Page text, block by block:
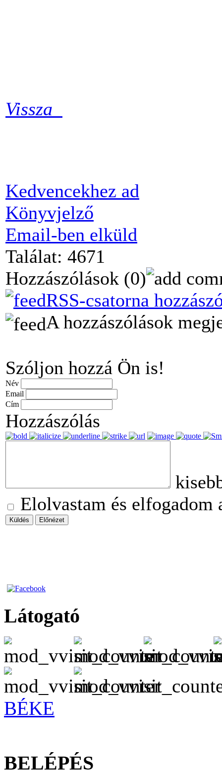
Vissza
Kedvencekhez ad
Könyvjelző
Email-ben elküld
Találat: 4671
Hozzászólások (0)
RSS-csatorna
A hozzászólások
Szóljon hozzá Ön is!
Név
Email
Cím
Hozzászólás
Elolvastam és
Küldés Előnézet
Látogató
BÉKE
BELÉPÉS